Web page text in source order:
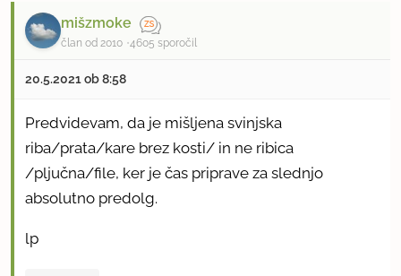
mišzmoke
član od 2010 4605 sporočil
20.5.2021 ob 8:58
Predvidevam, da je mišljena svinjska
riba/prata/kare brez kosti/ in ne ribica
/pljučna/file, ker je čas priprave za slednjo
absolutno predolg.
lp